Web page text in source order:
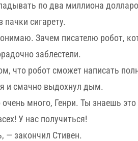
по два миллиона
пачки сигарету.
Зачем писателю робот,
заблестели.
что робот сможет написать
и смачно выдохнул дым.
много, Генри. Ты знаешь
У нас получиться!
— закончил Стивен.